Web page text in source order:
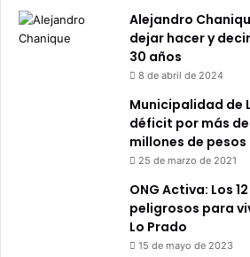
Alejandro
dejar hacer y
30 años
8 de abril de 2024
Municipalidad de
déficit por más
millones de pesos
25 de marzo de 2021
ONG Activa: Los
peligrosos para
Lo Prado
15 de mayo de 2023